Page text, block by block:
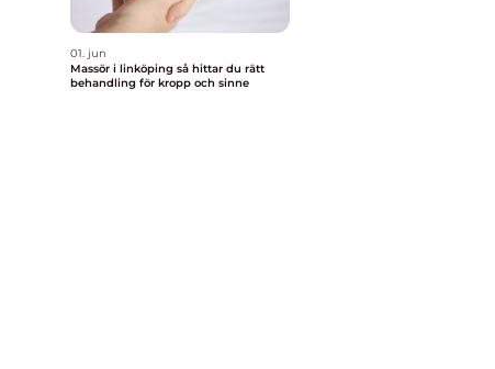
01. jun
Massör i linköping så hittar du rätt
behandling för kropp och sinne